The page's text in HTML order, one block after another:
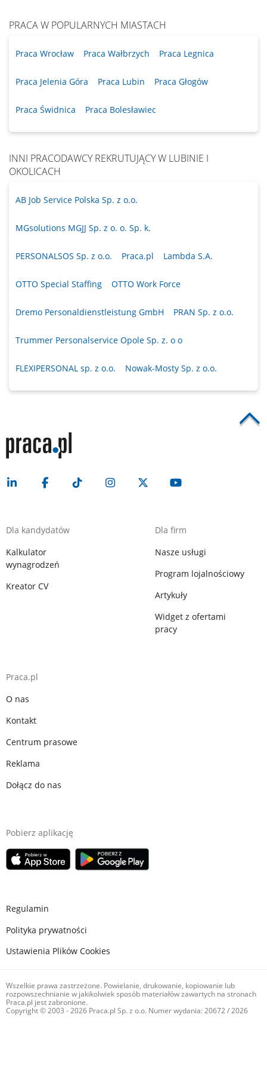
PRACA W POPULARNYCH MIASTACH
Praca Wrocław Praca Wałbrzych Praca Legnica
Praca Jelenia Góra Praca Lubin Praca Głogów
Praca Świdnica Praca Bolesławiec
INNI PRACODAWCY REKRUTUJĄCY W LUBINIE I
OKOLICACH
AB Job Service Polska Sp. z o.o.
MGsolutions MGJJ Sp. z o. o. Sp. k.
PERSONALSOS Sp. z o.o. Praca.pl Lambda S.A.
OTTO Special Staffing OTTO Work Force
Dremo Personaldienstleistung GmbH PRAN Sp. z o.o.
Trummer Personalservice Opole Sp. z. o o
FLEXIPERSONAL sp. z o.o. Nowak-Mosty Sp. z o.o.
Dla kandydatów
Kalkulator
wynagrodzeń
Kreator CV
Dla firm
Nasze usługi
Program lojalnościowy
Artykuły
Widget z ofertami
pracy
Praca.pl
O nas
Kontakt
Centrum prasowe
Reklama
Dołącz do nas
Pobierz aplikację
Regulamin
Polityka prywatności
Ustawienia Plików Cookies
Wszelkie prawa zastrzeżone. Powielanie, drukowanie, kopiowanie lub
rozpowszechnianie w jakikolwiek sposób materiałów zawartych na stronach
Praca.pl jest zabronione.
Copyright © 2003 - 2026 Praca.pl Sp. z o.o. Numer wydania: 20672 / 2026